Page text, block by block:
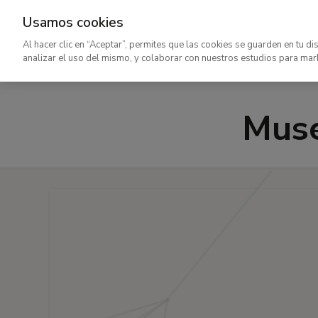
contenido
Usamos cookies
Al hacer clic en “Aceptar”, permites que las cookies se guarden en tu
analizar el uso del mismo, y colaborar con nuestros estudios para